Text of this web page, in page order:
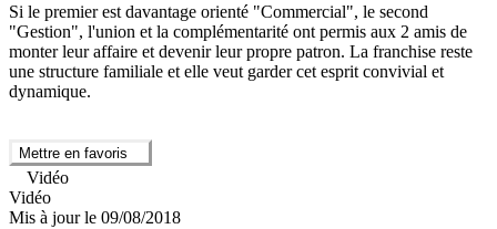
Si le premier est davantage orienté "Commercial", le second
"Gestion", l'union et la complémentarité ont permis aux 2 amis de
monter leur affaire et devenir leur propre patron. La franchise reste
une structure familiale et elle veut garder cet esprit convivial et
dynamique.
Mettre en favoris
Vidéo
Vidéo
Mis à jour le 09/08/2018